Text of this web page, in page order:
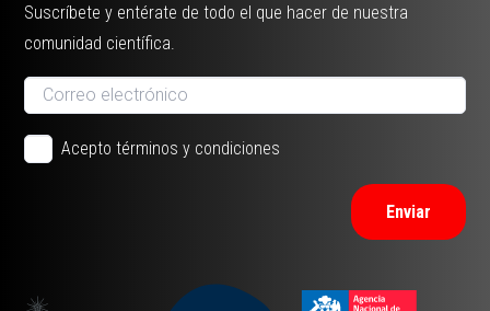
Suscríbete y entérate de todo el que hacer de nuestra
comunidad científica.
Acepto términos y condiciones
Enviar